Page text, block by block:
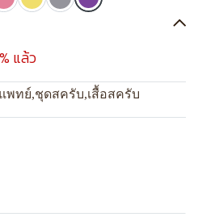
แล้ว
พทย์,ชุดสครับ,เสื้อสครับ